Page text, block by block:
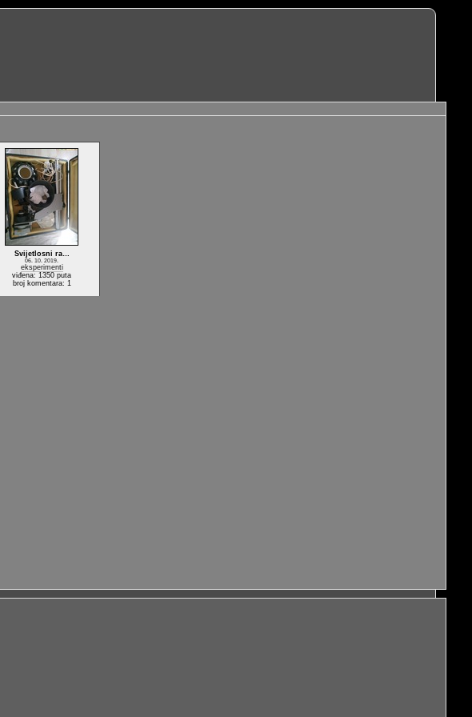
Svijetlosni ra…
06. 10. 2019.
eksperimenti
viđena: 1350 puta
broj komentara: 1